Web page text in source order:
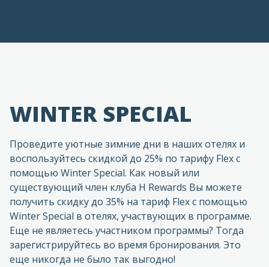
WINTER SPECIAL
Проведите уютные зимние дни в наших отелях и
воспользуйтесь скидкой до 25% по тарифу Flex с
помощью Winter Special. Как новый или
существующий член клуба H Rewards Вы можете
получить скидку до 35% на тариф Flex с помощью
Winter Special в отелях, участвующих в программе.
Еще не являетесь участником программы? Тогда
зарегистрируйтесь во время бронирования. Это
еще никогда не было так выгодно!